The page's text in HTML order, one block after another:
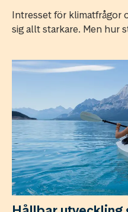
Intresset för klimatfrågor
sig allt starkare. Men hur